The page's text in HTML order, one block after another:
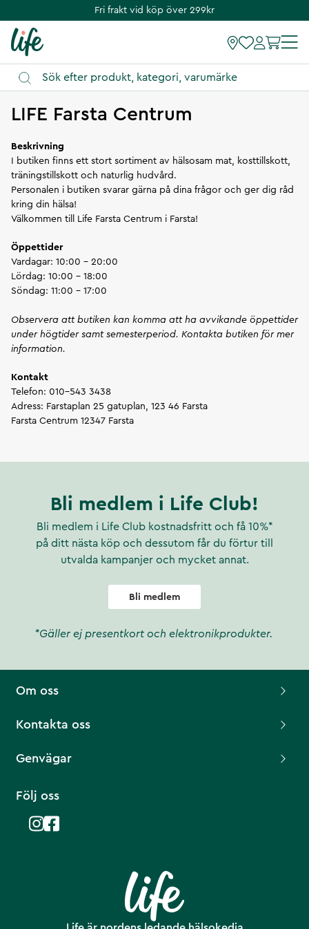
Fri frakt vid köp över 299kr
Vägbeskrivning
LIFE Farsta Centrum
Beskrivning
I butiken finns ett stort sortiment av hälsosam mat, kosttillskott,
träningstillskott och naturlig hudvård.
Personalen i butiken svarar gärna på dina frågor och ger dig råd
kring din hälsa!
Välkommen till Life Farsta Centrum i Farsta!
Öppettider
Vardagar: 10:00 - 20:00
Lördag: 10:00 - 18:00
Söndag: 11:00 - 17:00
Observera att butiken kan komma att ha avvikande öppettider
under högtider samt semesterperiod. Kontakta butiken för mer
information.
Kontakt
Telefon: 010-543 3438
Adress: Farstaplan 25 gatuplan, 123 46 Farsta
Farsta Centrum 12347 Farsta
Bli medlem i Life Club!
Bli medlem i Life Club kostnadsfritt och få 10%*
på ditt nästa köp och dessutom får du förtur till
utvalda kampanjer och mycket annat.
Bli medlem
*Gäller ej presentkort och elektronikprodukter.
Om oss
Kontakta oss
Genvägar
Följ oss